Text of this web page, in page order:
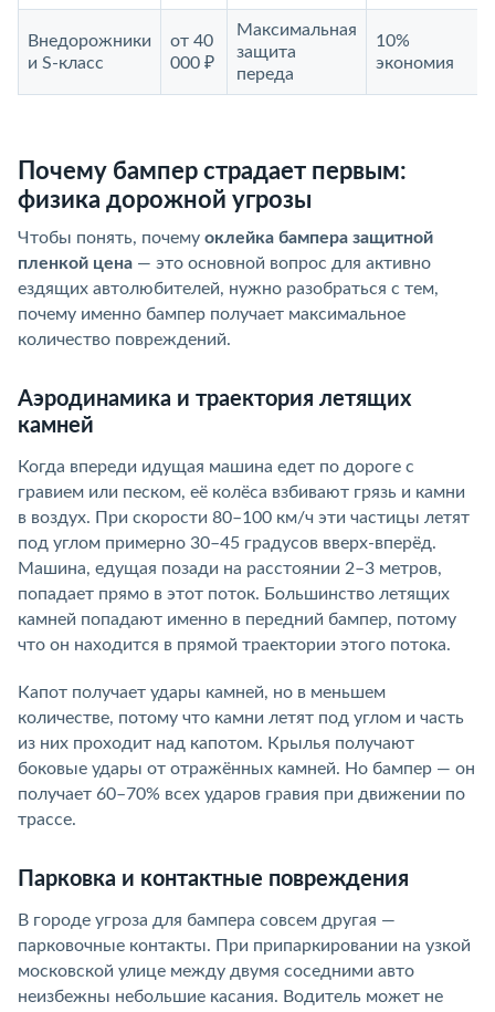
Внедорожники
и S-класс
от 40
000 ₽
Максимальная
защита
переда
10%
экономия
Почему бампер страдает первым:
физика дорожной угрозы
Чтобы понять, почему оклейка бампера защитной
пленкой цена — это основной вопрос для активно
ездящих автолюбителей, нужно разобраться с тем,
почему именно бампер получает максимальное
количество повреждений.
Аэродинамика и траектория летящих
камней
Когда впереди идущая машина едет по дороге с
гравием или песком, её колёса взбивают грязь и камни
в воздух. При скорости 80–100 км/ч эти частицы летят
под углом примерно 30–45 градусов вверх-вперёд.
Машина, едущая позади на расстоянии 2–3 метров,
попадает прямо в этот поток. Большинство летящих
камней попадают именно в передний бампер, потому
что он находится в прямой траектории этого потока.
Капот получает удары камней, но в меньшем
количестве, потому что камни летят под углом и часть
из них проходит над капотом. Крылья получают
боковые удары от отражённых камней. Но бампер — он
получает 60–70% всех ударов гравия при движении по
трассе.
Парковка и контактные повреждения
В городе угроза для бампера совсем другая —
парковочные контакты. При припаркировании на узкой
московской улице между двумя соседними авто
неизбежны небольшие касания. Водитель может не